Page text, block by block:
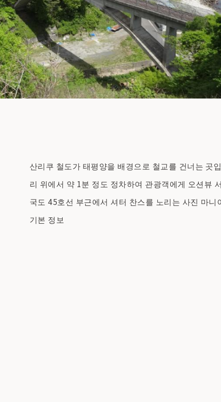
산리쿠 철도가 태평양을 배경으로 철교를 건너는 곳
리 위에서 약 1분 정도 정차하여 관광객에게 오션뷰
국도 45호선 부근에서 셔터 찬스를 노리는 사진 마
기본 정보